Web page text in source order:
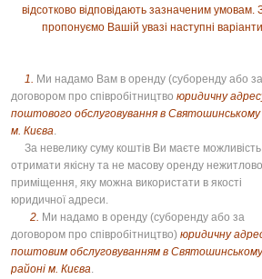
відсотково відповідають зазначеним умовам.
пропонуємо Вашій увазі наступні
1. Ми надамо Вам в оренду (суборенду або за
договором про співробітництво юридичну
поштового обслуговування в Святошинському
м. Києва.
За невелику суму коштів Ви маєте можливість
отримати якісну та не масову оренду
приміщення, яку можна використати в якості
юридичної адреси.
2. Ми надамо в оренду (суборенду або за
договором про співробітництво) юридичну
поштовим обслуговуванням в Святошинському
районі м. Києва.